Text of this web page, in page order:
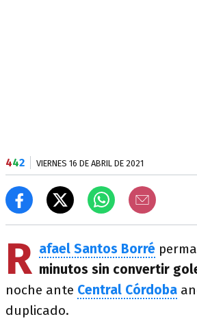
442 VIERNES 16 DE ABRIL DE 2021
R afael Santos Borré
minutos sin convertir
noche ante Central Córdoba
duplicado.